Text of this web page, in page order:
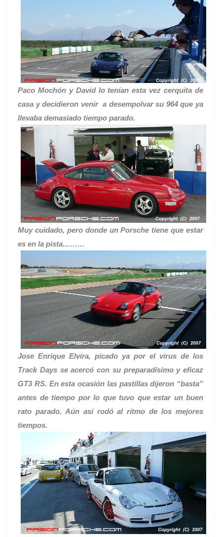
Paco Mochón y David lo tenían esta vez cerquita de
casa y decidieron venir a desempolvar su 964 que ya
llevaba demasiado tiempo parado.
Muy cuidado, pero donde un Porsche tiene que estar
es en la pista………
Jose Enrique Elvira, picado ya por el virus de los
Track Days se acercó con su preparadísimo y eficaz
GT3 RS. En esta ocasión las pastillas dijeron “basta”
antes de tiempo por lo que tuvo que estar un buen
rato parado. Aún así rodó al ritmo de los mejores
tiempos.